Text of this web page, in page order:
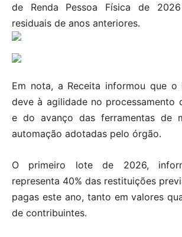
de Renda Pessoa Física de
residuais de anos anteriores.
Em nota, a Receita informou que
deve à agilidade no processamento
e do avanço das ferramentas de
automação adotadas pelo órgão.
O primeiro lote de 2026,
representa 40% das restituições
pagas este ano, tanto em valores
de contribuintes.